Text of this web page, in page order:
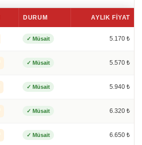
DURUM AYLIK FIYAT
✓ Müsait 5.170 ₺
✓ Müsait 5.570 ₺
✓ Müsait 5.940 ₺
✓ Müsait 6.320 ₺
✓ Müsait 6.650 ₺